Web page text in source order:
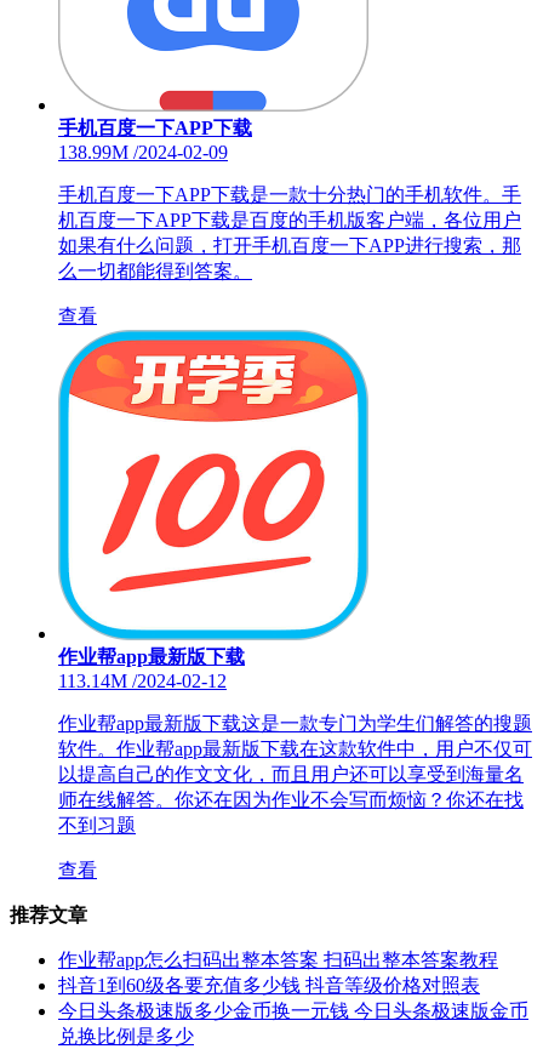
手机百度一下APP下载
138.99M /2024-02-09
手机百度一下APP下载是一款十分热门的手机软件。手
机百度一下APP下载是百度的手机版客户端，各位用户
如果有什么问题，打开手机百度一下APP进行搜索，那
么一切都能得到答案。
查看
作业帮app最新版下载
113.14M /2024-02-12
作业帮app最新版下载这是一款专门为学生们解答的搜题
软件。作业帮app最新版下载在这款软件中，用户不仅可
以提高自己的作文文化，而且用户还可以享受到海量名
师在线解答。你还在因为作业不会写而烦恼？你还在找
不到习题
查看
推荐文章
作业帮app怎么扫码出整本答案 扫码出整本答案教程
抖音1到60级各要充值多少钱 抖音等级价格对照表
今日头条极速版多少金币换一元钱 今日头条极速版金币
兑换比例是多少